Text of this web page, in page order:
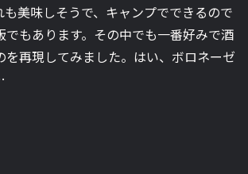
も美味しそうで、キャンプでできるので
でもあります。その中でも一番好みで酒
を再現してみました。はい、ボロネーゼ